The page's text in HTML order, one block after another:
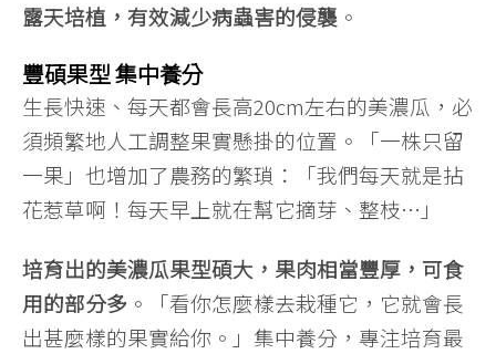
露天培植，有效減少病蟲害的侵襲 。
豐碩果型 集中養分
生長快速、每天都會長高20cm左右的美濃瓜，必
須頻繁地人工調整果實懸掛的位置。「一株只留
一果」也增加了農務的繁瑣：「我們每天就是拈
花惹草啊！每天早上就在幫它摘芽、整枝…」
培育出的美濃瓜果型碩大，果肉相當豐厚，可食
用的部分多 。「看你怎麼樣去栽種它，它就會長
出甚麼樣的果實給你。」集中養分，專注培育最